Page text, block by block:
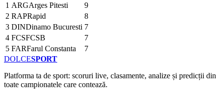
1 ARGArges Pitesti
9
2 RAPRapid
8
3 DINDinamo Bucuresti 7
4 FCSFCSB
7
5 FARFarul Constanta
7
DOLCESPORT
Platforma ta de sport: scoruri live, clasamente, analize și predicții din
toate campionatele care contează.